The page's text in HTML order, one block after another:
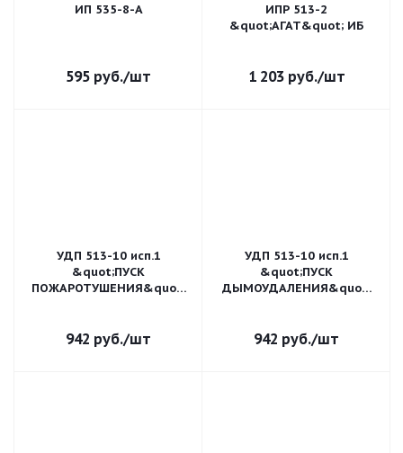
ИП 535-8-А
595 руб./шт
ИПР 513-2
&quot;АГАТ&quot; ИБ
1 203руб./шт
УДП 513-10 исп.1
&quot;ПУСК
ПОЖАРОТУШЕНИЯ&quot;
942 руб./шт
УДП 513-10 исп.1
&quot;ПУСК
ДЫМОУДАЛЕНИЯ&quot;
942 руб./шт